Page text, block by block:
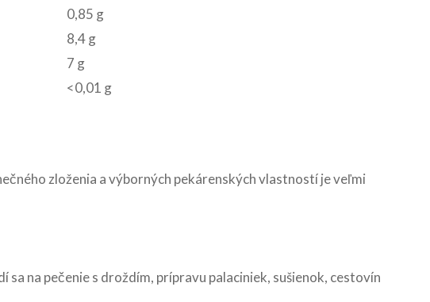
0,85 g
8,4 g
7 g
<0,01 g
zloženia a výborných pekárenských vlastností je veľmi
na pečenie s droždím, prípravu palaciniek, sušienok, cestovín